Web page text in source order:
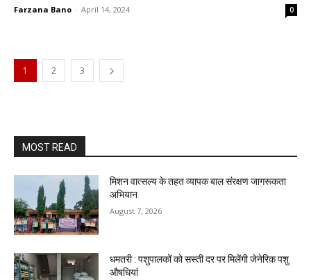
Farzana Bano - April 14, 2024 0
1 2 3
MOST READ
मिशन वात्सल्य के तहत व्यापक बाल संरक्षण जागरूकता
अभियान
August 7, 2026
धमतरी : पशुपालकों को सस्ती दर पर मिलेंगी जेनेरिक पशु
औषधियां